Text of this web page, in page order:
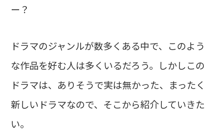
ー？
ドラマのジャンルが数多くある中で、このよう
な作品を好む人は多くいるだろう。しかしこの
ドラマは、ありそうで実は無かった、まったく
新しいドラマなので、そこから紹介していきた
い。